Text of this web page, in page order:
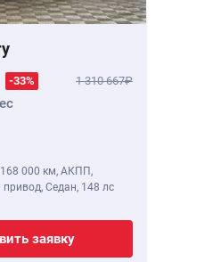
-33% 1 310 667
000 км, АКПП,
привод, Седан, 148 лс
заявку